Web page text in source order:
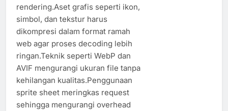
rendering.Aset grafis seperti ikon,
simbol, dan tekstur harus
dikompresi dalam format ramah
web agar proses decoding lebih
ringan.Teknik seperti WebP dan
AVIF mengurangi ukuran file tanpa
kehilangan kualitas.Penggunaan
sprite sheet meringkas request
sehingga mengurangi overhead